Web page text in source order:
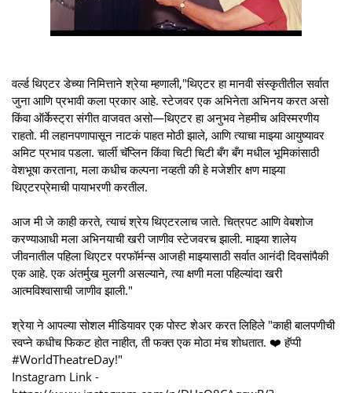
वर्ल्ड थिएटर डेच्या निमित्ताने श्रेया म्हणाली,"थिएटर हा मानवी संस्कृतीतील सर्वात
जुना आणि प्रभावी कला प्रकार आहे. स्टेजवर एक अभिनेता अभिनय करत असो
किंवा ऑर्केस्ट्रा संगीत वाजवत असो—थिएटर हा अनुभव नेहमीच अविस्मरणीय
राहतो. मी लहानपणापासून नाटकं पाहत मोठी झाले, आणि त्याचा माझ्या आयुष्यावर
अमिट प्रभाव पडला. चार्ली चॅप्लिन किंवा चिटी चिटी बँग बँग मधील भूमिकांसाठी
वेशभूषा करताना, मला कधीच कल्पना नव्हती की हे मजेशीर क्षण माझ्या
थिएटरप्रेमाची पायाभरणी करतील.
आज मी जे काही करते, त्याचं श्रेय थिएटरलाच जाते. चित्रपट आणि वेबशोज
करण्याआधी मला अभिनयाची खरी जाणीव स्टेजवरच झाली. माझ्या शालेय
जीवनातील पहिला थिएटर परफॉर्मन्स आजही माझ्यासाठी सर्वात आनंदी दिवसांपैकी
एक आहे. एक अंतर्मुख मुलगी असल्याने, त्या क्षणी मला पहिल्यांदा खरी
आत्मविश्वासाची जाणीव झाली."
श्रेया ने आपल्या सोशल मीडियावर एक पोस्ट शेअर करत लिहिले "काही बालपणीची
स्वप्ने कधीच फिकट होत नाहीत, ती फक्त एक मोठा मंच शोधतात. ❤️ हॅप्पी
#WorldTheatreDay!"
Instagram Link -